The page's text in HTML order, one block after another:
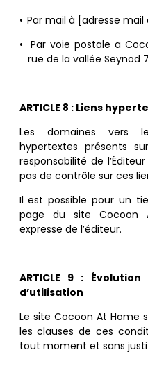
• Par mail à [adresse mail
•
Par voie postale a
rue de la vallée Seynod
ARTICLE 8 : Liens
Les domaines vers
hypertextes présents
responsabilité de
pas de contrôle sur ces
Il est possible pour un
page du site Cocoon
expresse de l’éditeur.
ARTICLE 9 :
d’utilisation
Le site Cocoon At Home
les clauses de ces
tout moment et sans